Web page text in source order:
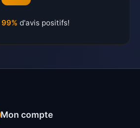
99% d'avis positifs!
Mon compte